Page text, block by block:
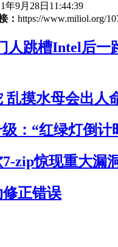
年9月28日11:44:39
： https://www.miliol.org/
人跳槽Intel后一
摸水母会出人
：“红绿灯倒计
zip惊现重大漏
正错误